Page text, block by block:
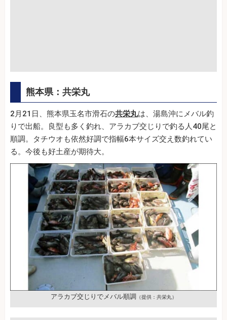
熊本県：共栄丸
2月21日、熊本県玉名市滑石の共栄丸は、湯島沖にメバル釣
りで出船。良型も多く釣れ、アラカブ交じりで釣る人40尾と
順調。タチウオも依然好調で指幅6本サイズ交え数釣れてい
る。今後も好土産が期待大。
アラカブ交じりでメバル順調 （提供：共栄丸）